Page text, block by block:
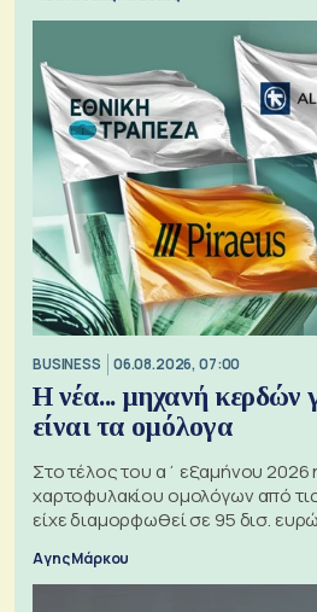
BUSINESS 06.08.2026, 07:00
Η νέα... μηχανή κερδών
είναι τα ομόλογα
Στο τέλος του α΄ εξαμήνου 2026
χαρτοφυλακίου ομολόγων από
είχε διαμορφωθεί σε 95 δισ. ευρώ
Αγης Μάρκου